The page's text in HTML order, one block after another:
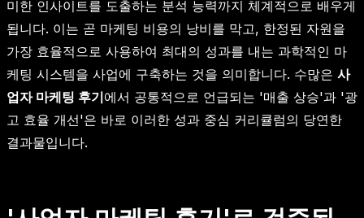
미한 인사이트를 도출하는 분석 능력까지 체계적으로 배우게
됩니다. 이는 곧 마케팅 비용의 낭비를 막고, 한정된 자원을
가장 효율적으로 사용하여 최대의 성과를 내는 과학적인 마
케팅 시스템을 사업에 구축하는 것을 의미합니다. 수많은 사
업자 마케팅 후기에서 공통적으로 언급되는 '매출 상승'과 '광
고 효율 개선'은 바로 이러한 성과 중심 커리큘럼의 당연한
결과물입니다.